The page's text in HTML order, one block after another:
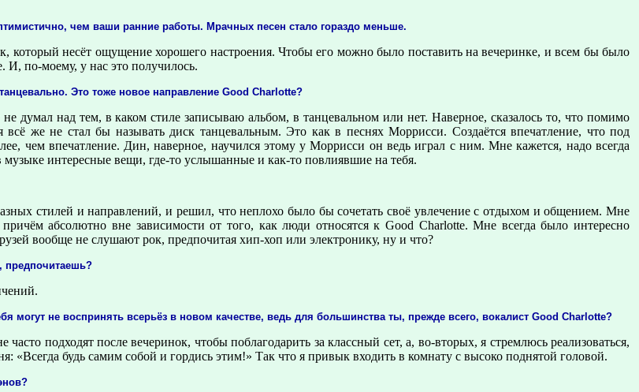
чем ваши ранние работы. Мрачных песен стало гораздо меньше.
который несёт ощущение хорошего настроения. Чтобы его можно было поставить на вечеринке, и всем бы было
И, по-моему, у нас это получилось.
Это тоже новое направление Good Charlotte?
думал над тем, в каком стиле записываю альбом, в танцевальном или нет. Наверное, сказалось то, что помимо
же не стал бы называть диск танцевальным. Это как в песнях Моррисси. Создаётся впечатление, что под
чем впечатление. Дин, наверное, научился этому у Моррисси он ведь играл с ним. Мне кажется, надо всегда
музыке интересные вещи, где-то услышанные и как-то повлиявшие на тебя.
стилей и направлений, и решил, что неплохо было бы сочетать своё увлечение с отдыхом и общением. Мне
абсолютно вне зависимости от того, как люди относятся к Good Charlotte. Мне всегда было интересно
вообще не слушают рок, предпочитая хип-хоп или электронику, ну и что?
предпочитаешь?
могут не воспринять всерьёз в новом качестве, ведь для большинства ты, прежде всего, вокалист Good Charlotte?
подходят после вечеринок, чтобы поблагодарить за классный сет, а, во-вторых, я стремлюсь реализоваться,
«Всегда будь самим собой и гордись этим!» Так что я привык входить в комнату с высоко поднятой головой.